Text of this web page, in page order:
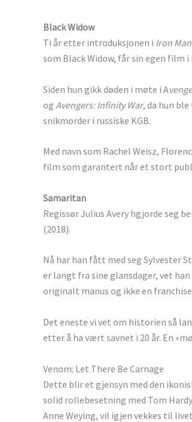
Black Widow
Ti år etter introduksjonen i Iron
som Black Widow, får sin egen film
Siden hun gikk døden i møte i A
og Avengers: Infinity War, da hun
snikmorder i russiske KGB.
Med navn som Rachel Weisz,
film som garantert når et stort
Samaritan
Regissør Julius Avery hgjorde seg
(2018).
Nå har han fått med seg Sylvester
er langt fra sine glansdager, vet
originalt manus og ikke en
Det eneste vi vet om historien så
etter å ha vært savnet i 20 år. En
Venom: Let There Be Carnage
Dette blir et gjensyn med den
solid rollebesetning med Tom
Anne Weying, vil igjen vekkes til